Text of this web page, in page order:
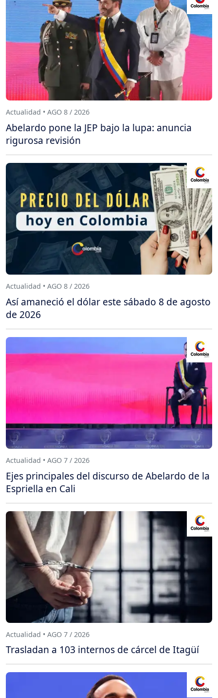
Actualidad • AGO 8 / 2026
Abelardo pone la JEP bajo la lupa: anuncia
rigurosa revisión
Actualidad • AGO 8 / 2026
Así amaneció el dólar este sábado 8 de agosto
de 2026
Actualidad • AGO 7 / 2026
Ejes principales del discurso de Abelardo de la
Espriella en Cali
Actualidad • AGO 7 / 2026
Trasladan a 103 internos de cárcel de Itagüí